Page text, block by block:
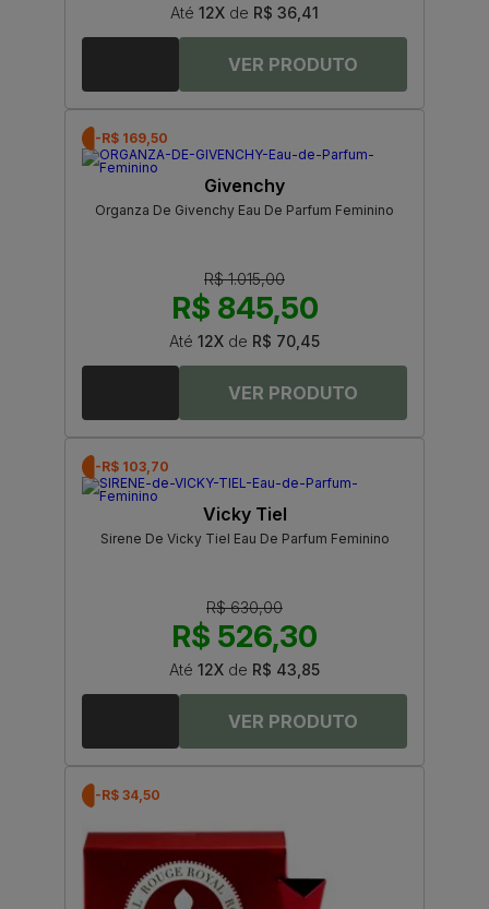
Até 12X de R$ 36,41
-R$ 169,50
Givenchy
Organza De Givenchy Eau De Parfum Feminino
R$ 1.015,00
R$ 845,50
Até 12X de R$ 70,45
-R$ 103,70
Vicky Tiel
Sirene De Vicky Tiel Eau De Parfum Feminino
R$ 630,00
R$ 526,30
Até 12X de R$ 43,85
-R$ 34,50